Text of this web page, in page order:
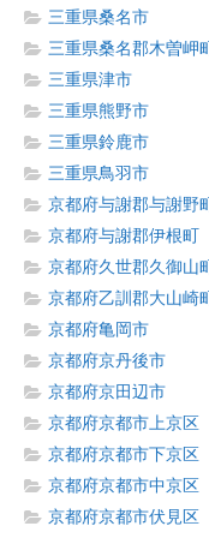
三重県桑名市
三重県桑名郡木曽岬町
三重県津市
三重県熊野市
三重県鈴鹿市
三重県鳥羽市
京都府与謝郡与謝野町
京都府与謝郡伊根町
京都府久世郡久御山町
京都府乙訓郡大山崎町
京都府亀岡市
京都府京丹後市
京都府京田辺市
京都府京都市上京区
京都府京都市下京区
京都府京都市中京区
京都府京都市伏見区